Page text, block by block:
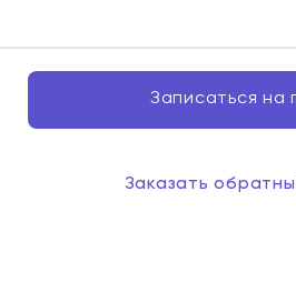
Записаться на
Заказать